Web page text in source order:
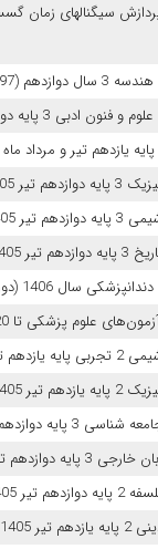
تا 1405)
پایه دوازدهم (1397 تا 1405)
یازدهم تیر و مرداد ماه 1405
+ پاسخ
1405
1405
سال 1406 (دوره 41)
علوم پزشکی تا 20 شهریور
1405 + پاسخ
+ پاسخ
تیر 1405 + پاسخ
تیر 1405 + فایل صوتی
+ پاسخ
+ پاسخ